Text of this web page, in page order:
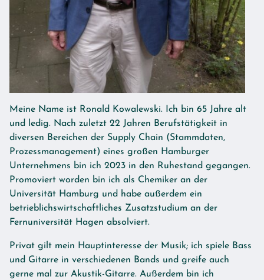
Meine Name ist Ronald Kowalewski. Ich bin 65 Jahre alt
und ledig. Nach zuletzt 22 Jahren Berufstätigkeit in
diversen Bereichen der Supply Chain (Stammdaten,
Prozessmanagement) eines großen Hamburger
Unternehmens bin ich 2023 in den Ruhestand gegangen.
Promoviert worden bin ich als Chemiker an der
Universität Hamburg und habe außerdem ein
betrieblichswirtschaftliches Zusatzstudium an der
Fernuniversität Hagen absolviert.
Privat gilt mein Hauptinteresse der Musik; ich spiele Bass
und Gitarre in verschiedenen Bands und greife auch
gerne mal zur Akustik-Gitarre. Außerdem bin ich